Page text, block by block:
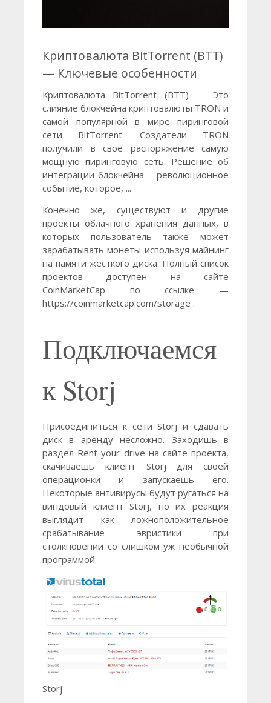
Криптовалюта BitTorrent (BTT)
— Ключевые особенности
Криптовалюта BitTorrent (BTT) — Это
слияние блокчейна криптовалюты TRON и
самой популярной в мире пиринговой
сети BitTorrent. Создатели TRON
получили в свое распоряжение самую
мощную пиринговую сеть. Решение об
интеграции блокчейна – революционное
событие, которое, ...
Конечно же, существуют и другие
проекты облачного хранения данных, в
которых пользователь также может
зарабатывать монеты используя майнинг
на памяти жесткого диска. Полный список
проектов доступен на сайте
CoinMarketCap по ссылке —
https://coinmarketcap.com/storage .
Подключаемся
к Storj
Присоединиться к сети Storj и сдавать
диск в аренду несложно. Заходишь в
раздел Rent your drive на сайте проекта,
скачиваешь клиент Storj для своей
операционки и запускаешь его.
Некоторые антивирусы будут ругаться на
виндовый клиент Storj, но их реакция
выглядит как ложноположительное
срабатывание эвристики при
столкновении со слишком уж необычной
программой.
Storj